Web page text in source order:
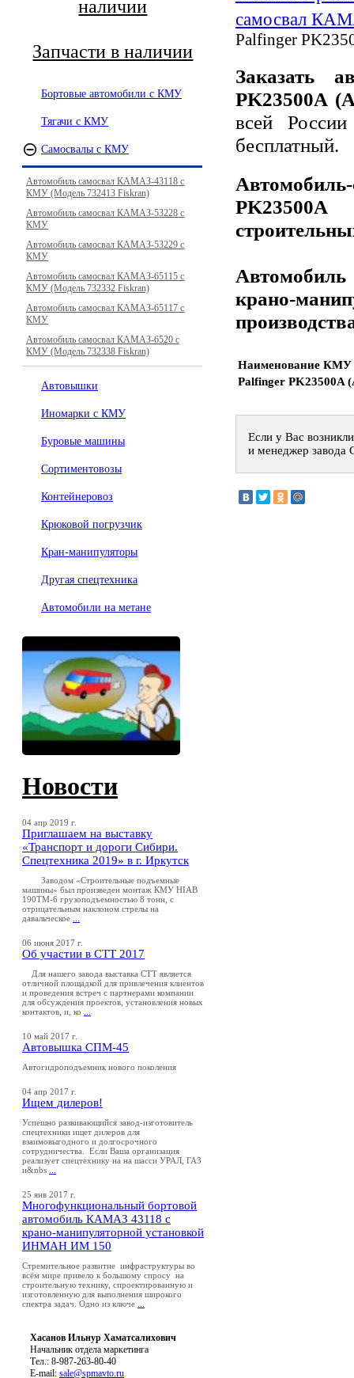
наличии
Запчасти в наличии
Бортовые автомобили с КМУ
Тягачи с КМУ
Самосвалы с КМУ
Автомобиль самосвал КАМАЗ-43118 с
КМУ (Модель 732413 Fiskran)
Автомобиль самосвал КАМАЗ-53228 с
КМУ
Автомобиль самосвал КАМАЗ-53229 с
КМУ
Автомобиль самосвал КАМАЗ-65115 с
КМУ (Модель 732332 Fiskran)
Автомобиль самосвал КАМАЗ-65117 с
КМУ
Автомобиль самосвал КАМАЗ-6520 с
КМУ (Модель 732338 Fiskran)
Автовышки
Иномарки с КМУ
Буровые машины
Сортиментовозы
Контейнеровоз
Крюковой погрузчик
Кран-манипуляторы
Другая спецтехника
Автомобили на метане
Новости
04 апр 2019 г.
Приглашаем на выставку
«Транспорт и дороги Сибири.
Спецтехника 2019» в г. Иркутск
Заводом «Строительные подъемные
машины» был произведен монтаж КМУ HIAB
190TM-6 грузоподъемностью 8 тонн, с
отрицательным наклоном стрелы на
давальческое
06 июня 2017 г.
Об участии в СТТ 2017
Для нашего завода выставка СТТ является
отличной площадкой для привлечения клиентов
и проведения встреч с партнерами компании
для обсуждения проектов, установления новых
контактов, и, ко
10 май 2017 г.
Автовышка СПМ-45
Автогидроподъемник нового поколения
04 апр 2017 г.
Ищем дилеров!
Успешно развивающийся завод-изготовитель
спецтехники ищет дилеров для
взаимовыгодного и долгосрочного
сотрудничества. Если Ваша организация
реализует спецтехнику на на шасси УРАЛ, ГАЗ
и&nbs
25 янв 2017 г.
Многофункциональный бортовой
автомобиль КАМАЗ 43118 с
крано-манипуляторной установкой
ИНМАН ИМ 150
Стремительное развитие инфраструктуры во
всём мире привело к большому спросу на
строительную технику, спроектированную и
изготовленную для выполнения широкого
спектра задач. Одно из ключе
Хасанов Ильнур Хаматсалихович
Начальник отдела маркетинга
Тел.: 8-987-263-80-40
E-mail: sale@spmavto.ru
самосвал
Palfinger
Заказать
PK23500A
всей
бесплатный.
PK23500A
крано-
Наименование КМУ
Palfinger PK23500A
Если у Вас
и менеджер